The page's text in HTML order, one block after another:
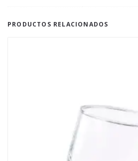
PRODUCTOS RELACIONADOS